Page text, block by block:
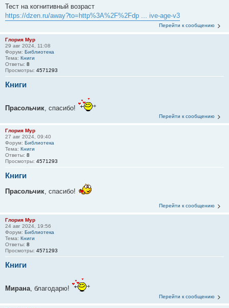
Тест на когнитивный возраст
https://dzen.ru/away?to=http%3A%2F%2Fdp ... ive-age-v3
Перейти к сообщению
Глория Мур
29 авг 2024, 11:08
Форум: Библиотека
Тема: Книги
Ответы: 8
Просмотры: 4571293
Книги
Прасольчик , спасибо!
Перейти к сообщению
Глория Мур
27 авг 2024, 09:40
Форум: Библиотека
Тема: Книги
Ответы: 8
Просмотры: 4571293
Книги
Прасольчик, спасибо!
Перейти к сообщению
Глория Мур
24 авг 2024, 19:56
Форум: Библиотека
Тема: Книги
Ответы: 8
Просмотры: 4571293
Книги
Мирана , благодарю!
Перейти к сообщению